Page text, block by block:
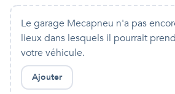
Le garage Mecapneu n'a pas
lieux dans lesquels il pourrait
votre véhicule.
Ajouter